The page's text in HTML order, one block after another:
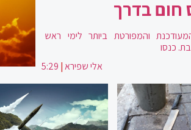
חום בדרך
והמפורטת ביותר לימי ראש
כנסו
אלי שפירא|
5:29